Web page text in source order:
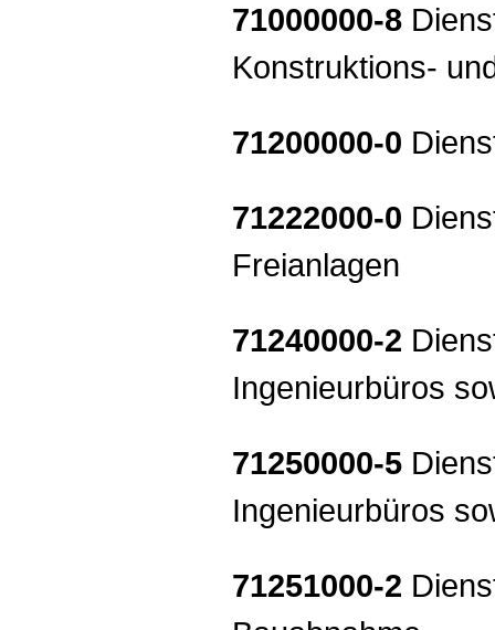
71000000-8
Konstruktions-
71200000-0
71222000-0
Freianlagen
71240000-2
Ingenieurbüros
71250000-5
Ingenieurbüros
71251000-2